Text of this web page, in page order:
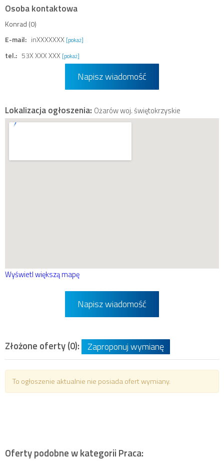
Osoba kontaktowa
Konrad (0)
E-mail: inXXXXXXX [pokaż]
tel.: 53X XXX XXX [pokaż]
Napisz wiadomość
Lokalizacja ogłoszenia: Ożarów woj. świętokrzyskie
Wyświetl większą mapę
Napisz wiadomość
Złożone oferty (0): Zaproponuj wymianę
To ogłoszenie aktualnie nie posiada ofert wymiany.
Oferty podobne w kategorii Praca: